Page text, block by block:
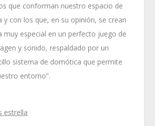
que conforman nuestro espacio de
y con los que, en su opinión, se crean
muy especial en un perfecto juego de
y sonido, respaldado por un
sistema de domótica que permite
entorno”.
estrella